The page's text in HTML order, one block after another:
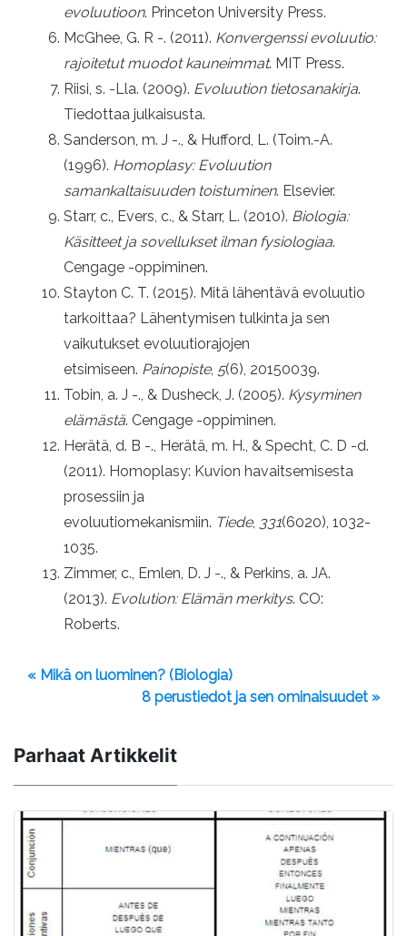
evoluutioon. Princeton University Press.
McGhee, G. R -. (2011). Konvergenssi evoluutio:
rajoitetut muodot kauneimmat. MIT Press.
Riisi, s. -Lla. (2009). Evoluution tietosanakirja.
Tiedottaa julkaisusta.
Sanderson, m. J -., & Hufford, L. (Toim.-A.
(1996). Homoplasy: Evoluution
samankaltaisuuden toistuminen. Elsevier.
Starr, c., Evers, c., & Starr, L. (2010). Biologia:
Käsitteet ja sovellukset ilman fysiologiaa.
Cengage -oppiminen.
Stayton C. T. (2015). Mitä lähentävä evoluutio
tarkoittaa? Lähentymisen tulkinta ja sen
vaikutukset evoluutiorajojen
etsimiseen. Painopiste, 5(6), 20150039.
Tobin, a. J -., & Dusheck, J. (2005). Kysyminen
elämästä. Cengage -oppiminen.
Herätä, d. B -., Herätä, m. H., & Specht, C. D -d.
(2011). Homoplasy: Kuvion havaitsemisesta
prosessiin ja
evoluutiomekanismiin. Tiede, 331(6020), 1032-
1035.
Zimmer, c., Emlen, D. J -., & Perkins, a. JA.
(2013). Evolution: Elämän merkitys. CO:
Roberts.
« Mikä on luominen? (Biologia)
8 perustiedot ja sen ominaisuudet »
Parhaat Artikkelit